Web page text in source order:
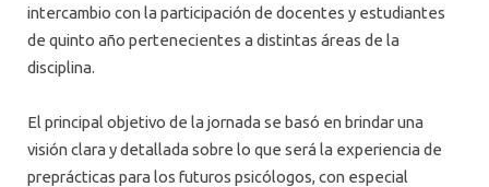
intercambio con la participación de docentes y estudiantes
de quinto año pertenecientes a distintas áreas de la
disciplina.
El principal objetivo de la jornada se basó en brindar una
visión clara y detallada sobre lo que será la experiencia de
preprácticas para los futuros psicólogos, con especial